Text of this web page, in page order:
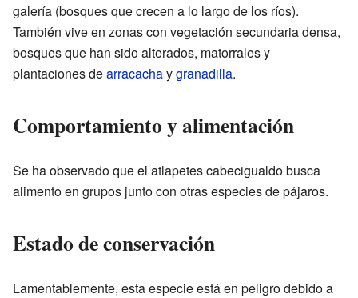
galería (bosques que crecen a lo largo de los ríos).
También vive en zonas con vegetación secundaria densa,
bosques que han sido alterados, matorrales y
plantaciones dearracachaygranadilla.
Comportamiento y alimentación
Se ha observado que el atlapetes cabecigualdo busca
alimento en grupos junto con otras especies de pájaros.
Estado de conservación
Lamentablemente, esta especie está en peligro debido a